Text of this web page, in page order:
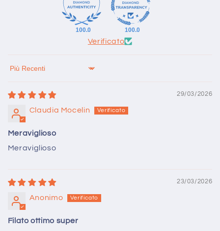
100.0 100.0
Verificato
Sort by
29/03/2026
Claudia Mocelin
Meraviglioso
Meraviglioso
23/03/2026
Anonimo
Filato ottimo super